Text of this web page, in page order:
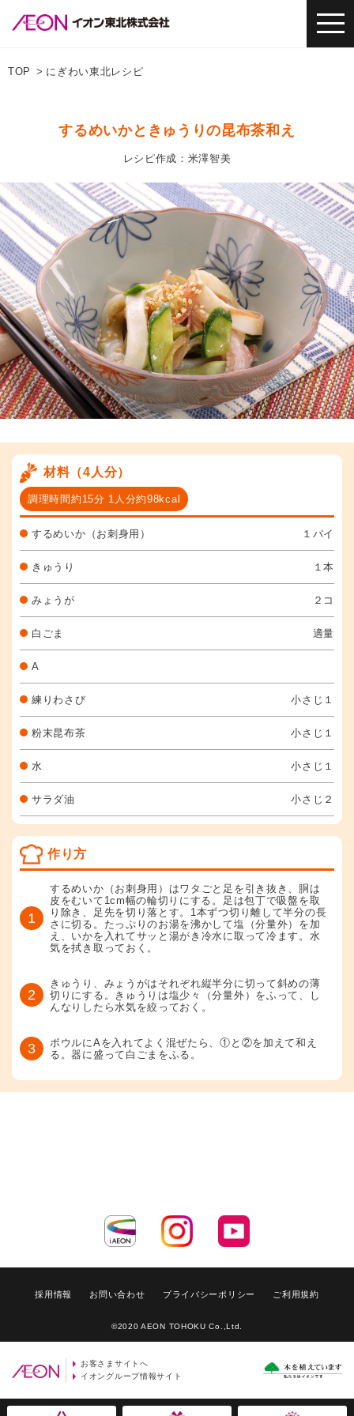
TOP にぎわい東北レシピ
するめいかときゅうりの昆布茶和え
レシピ作成：米澤智美
材料（4人分）
調理時間約15分 1人分約98kcal
するめいか（お刺身用） １パイ
きゅうり １本
みょうが ２コ
白ごま 適量
A
練りわさび 小さじ１
粉末昆布茶 小さじ１
水 小さじ１
サラダ油 小さじ２
作り方
1
するめいか（お刺身用）はワタごと足を引き抜き、胴は
皮をむいて1cm幅の輪切りにする。足は包丁で吸盤を取
り除き、足先を切り落とす。1本ずつ切り離して半分の長
さに切る。たっぷりのお湯を沸かして塩（分量外）を加
え、いかを入れてサッと湯がき冷水に取って冷ます。水
気を拭き取っておく。
2
きゅうり、みょうがはそれぞれ縦半分に切って斜めの薄
切りにする。きゅうりは塩少々（分量外）をふって、し
んなりしたら水気を絞っておく。
3
ボウルにAを入れてよく混ぜたら、①と②を加えて和え
る。器に盛って白ごまをふる。
採用情報 お問い合わせ プライバシーポリシー ご利用規約
©2020 AEON TOHOKU Co.,Ltd.
お客さまサイトへ
イオングループ情報サイト